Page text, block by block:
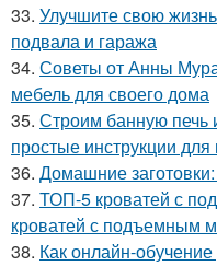
33. Улучшите свою
подвала и гаража
34. Советы от Анны
мебель для своего дома
35. Строим банную печь
простые инструкции
36. Домашние
37. ТОП-5 кроватей с
кроватей с подъемным
38. Как онлайн-